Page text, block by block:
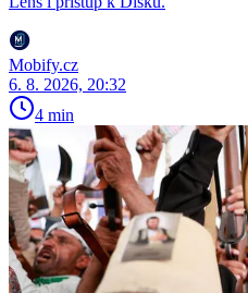
Mobify.cz
6. 8. 2026, 20:32
4 min